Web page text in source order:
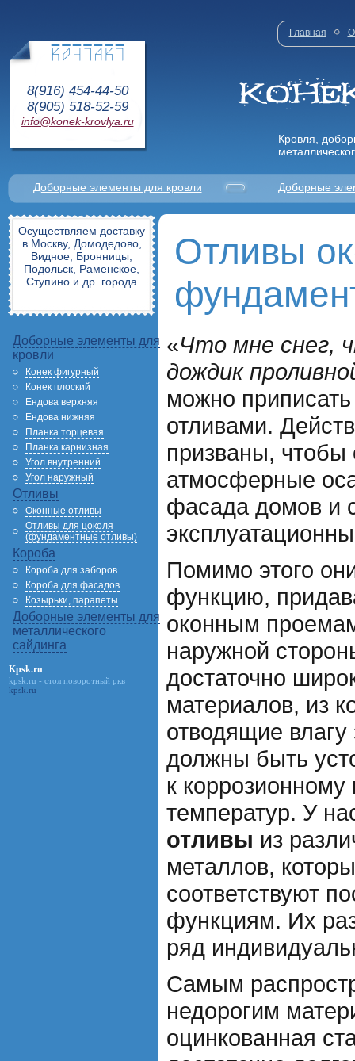
8(916) 454-44-50
8(905) 518-52-59
info@konek-krovlya.ru
Главная О
Кровля,
Доборные элементы для кровли Доборные
Осуществляем доставку
в Москву, Домодедово,
Видное, Бронницы,
Подольск, Раменское,
Ступино и др. города
Доборные элементы для
кровли
Конек фигурный
Конек плоский
Ендова верхняя
Ендова нижняя
Планка торцевая
Планка карнизная
Угол внутренний
Угол наружный
Отливы
Оконные отливы
Отливы для цоколя
(фундаментные отливы)
Короба
Короба для заборов
Короба для фасадов
Козырьки, парапеты
Доборные элементы для
металлического
сайдинга
Kpsk.ru
kpsk.ru - стол поворотный ркв
kpsk.ru
Отливы
«Что мне снег,
дождик
можно
отливами.
призваны, чтобы
атмосферные
фасада домов и
Помимо этого
функцию,
оконным
наружной
достаточно
материалов, из
отводящие
должны быть
к
температур. У
отливы из
металлов,
соответствуют
функциям. Их
ряд
Самым
недорогим
оцинкованная